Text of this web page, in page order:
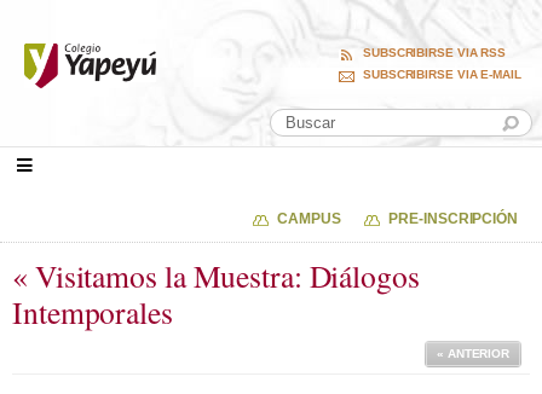
SUBSCRIBIRSE VIA RSS
SUBSCRIBIRSE VIA E-MAIL
CAMPUS PRE-INSCRIPCIÓN
« Visitamos la Muestra: Diálogos
Intemporales
« ANTERIOR